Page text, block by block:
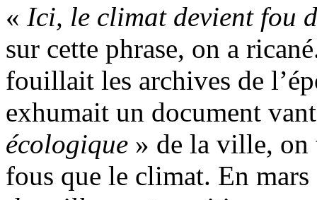
« Ici, le climat devient fou
sur cette phrase, on a
fouillait les archives de
exhumait un document
écologique » de la ville, on
fous que le climat. En